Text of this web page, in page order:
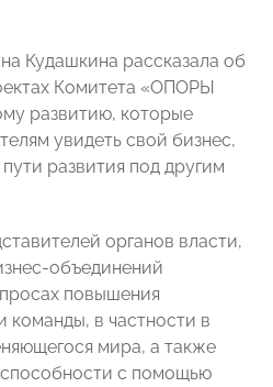
Кудашкина рассказала об
Комитета «ОПОРЫ
развитию, которые
увидеть свой бизнес,
развития под другим
органов власти,
объединений
повышения
команды, в частности в
мира, а также
с помощью